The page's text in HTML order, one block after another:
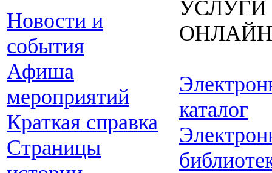
Новости и
события
Афиша
мероприятий
Краткая справка
Страницы
УСЛУГИ
ОНЛАЙН
каталог